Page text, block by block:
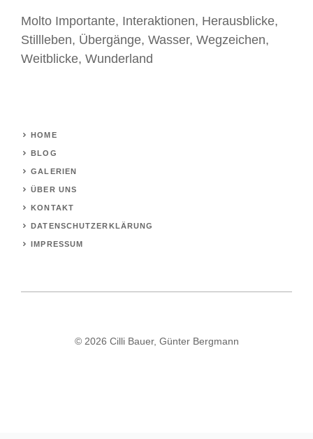
Molto Importante, Interaktionen, Herausblicke,
Stillleben, Übergänge, Wasser, Wegzeichen,
Weitblicke, Wunderland
HOME
BLOG
GALERIEN
ÜBER UNS
KONTAKT
DATENSCHUTZERKLÄRUNG
IMPRESSUM
© 2026 Cilli Bauer, Günter Bergmann